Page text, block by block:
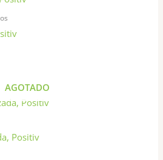
AGOTADO
Positiv
Este
múltiples